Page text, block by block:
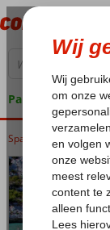
Pakketgarantie
Home
Spanje Balearen